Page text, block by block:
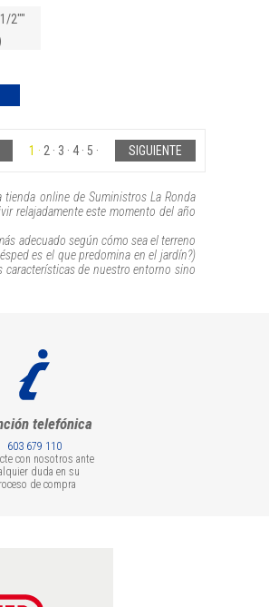
2""
1 2 3 4 5 SIGUIENTE
online de Suministros La Ronda
relajadamente este momento del año
adecuado según cómo sea el terreno
es el que predomina en el jardín?)
características de nuestro entorno sino
telefónica
603 679 110
con nosotros ante
duda en su
de compra